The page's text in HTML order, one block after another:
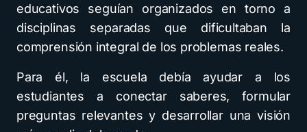
educativos seguían organizados en torno a
disciplinas separadas que dificultaban la
comprensión integral de los problemas reales.
Para él, la escuela debía ayudar a los
estudiantes a conectar saberes, formular
preguntas relevantes y desarrollar una visión